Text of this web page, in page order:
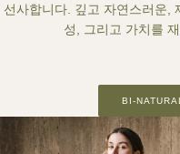
선사합니다. 깊고 자연스러운,
성, 그리고 가치를
BI-